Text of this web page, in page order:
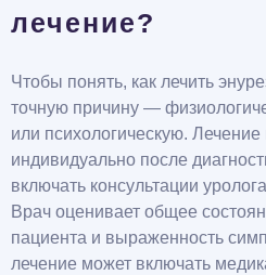
лечение?
Чтобы понять, как лечить
точную причину —
или психологическую. Лечение
индивидуально после
включать консультации
Врач оценивает общее
пациента и выраженность
лечение может включать